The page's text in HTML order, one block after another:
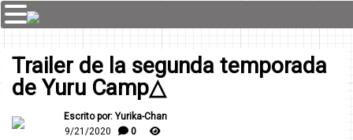
Trailer de la segunda temporada
de Yuru Camp△
Escrito por: Yurika-Chan
9/21/2020
0